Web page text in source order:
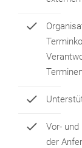
Vor-
der